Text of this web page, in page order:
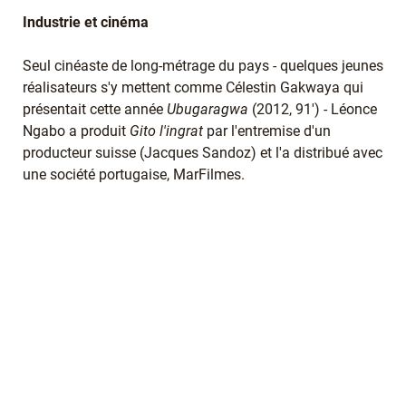
Industrie et cinéma
Seul cinéaste de long-métrage du pays - quelques jeunes
réalisateurs s'y mettent comme Célestin Gakwaya qui
présentait cette année Ubugaragwa (2012, 91') - Léonce
Ngabo a produit Gito l'ingrat par l'entremise d'un
producteur suisse (Jacques Sandoz) et l'a distribué avec
une société portugaise, MarFilmes.